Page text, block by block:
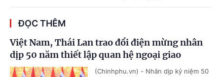
ĐỌC THÊM
Việt Nam, Thái Lan trao đổi điện mừng nhân
dịp 50 năm thiết lập quan hệ ngoại giao
(Chinhphu.vn) - Nhân dịp kỷ niệm 50